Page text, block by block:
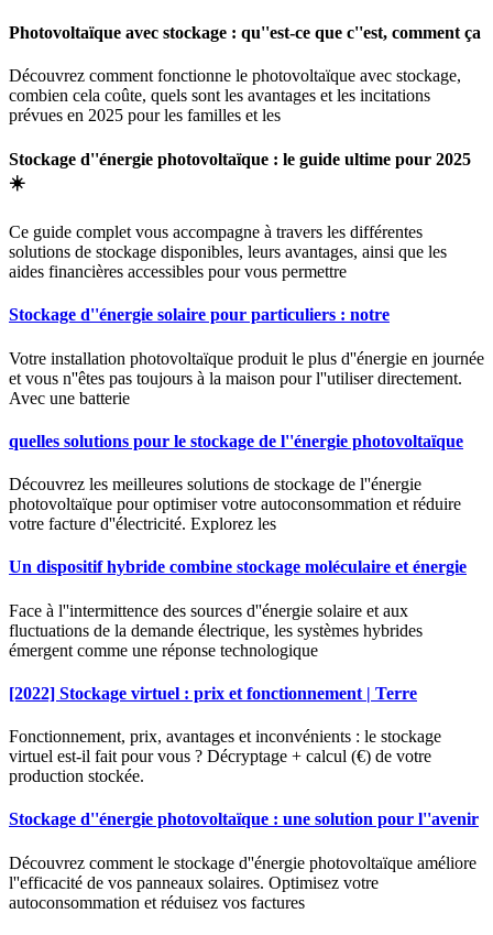
Photovoltaïque avec stockage : qu''est-ce que c''est, comment ça
Découvrez comment fonctionne le photovoltaïque avec stockage,
combien cela coûte, quels sont les avantages et les incitations
prévues en 2025 pour les familles et les
Stockage d''énergie photovoltaïque : le guide ultime pour 2025
☀️
Ce guide complet vous accompagne à travers les différentes
solutions de stockage disponibles, leurs avantages, ainsi que les
aides financières accessibles pour vous permettre
Stockage d''énergie solaire pour particuliers : notre
Votre installation photovoltaïque produit le plus d''énergie en journée
et vous n''êtes pas toujours à la maison pour l''utiliser directement.
Avec une batterie
quelles solutions pour le stockage de l''énergie photovoltaïque
Découvrez les meilleures solutions de stockage de l''énergie
photovoltaïque pour optimiser votre autoconsommation et réduire
votre facture d''électricité. Explorez les
Un dispositif hybride combine stockage moléculaire et énergie
Face à l''intermittence des sources d''énergie solaire et aux
fluctuations de la demande électrique, les systèmes hybrides
émergent comme une réponse technologique
[2022] Stockage virtuel : prix et fonctionnement | Terre
Fonctionnement, prix, avantages et inconvénients : le stockage
virtuel est-il fait pour vous ? Décryptage + calcul (€) de votre
production stockée.
Stockage d''énergie photovoltaïque : une solution pour l''avenir
Découvrez comment le stockage d''énergie photovoltaïque améliore
l''efficacité de vos panneaux solaires. Optimisez votre
autoconsommation et réduisez vos factures